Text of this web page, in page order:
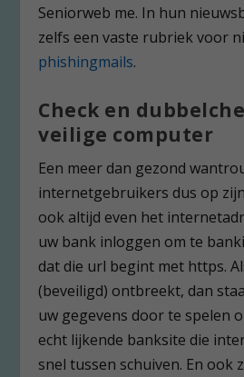
Seniorweb me. In hun
zelfs een vaste rubriek voor
phishingmails.
Check en
veilige computer
Een meer dan gezond
internetgebruikers dus op
ook altijd even het
uw bank inloggen om te
dat die url begint met https.
(beveiligd) ontbreekt, dan
uw gegevens door te spelen
echt lijkende banksite die
snel tussen schuiven. En ook